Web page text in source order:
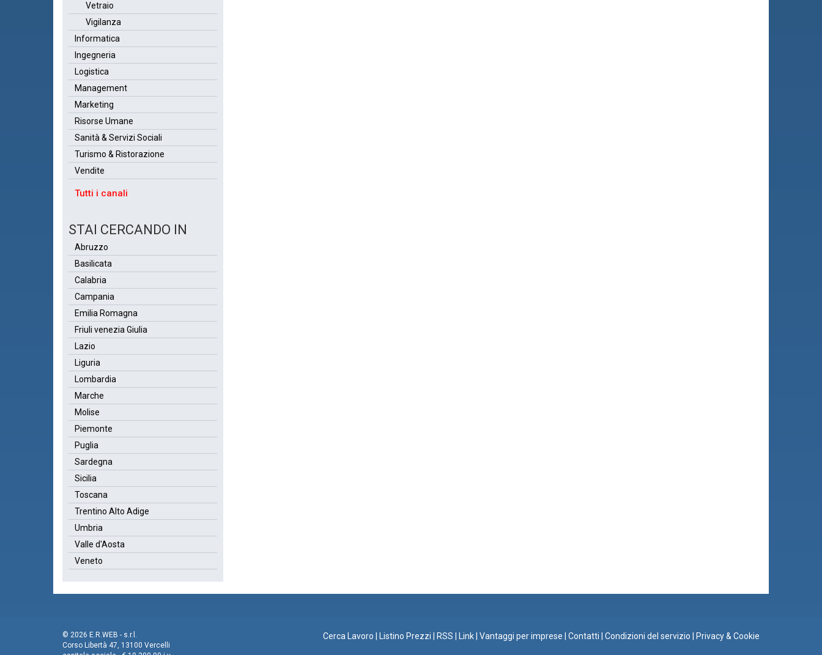
Vetraio
Vigilanza
Informatica
Ingegneria
Logistica
Management
Marketing
Risorse Umane
Sanità & Servizi Sociali
Turismo & Ristorazione
Vendite
Tutti i canali
STAI CERCANDO IN
Abruzzo
Basilicata
Calabria
Campania
Emilia Romagna
Friuli venezia Giulia
Lazio
Liguria
Lombardia
Marche
Molise
Piemonte
Puglia
Sardegna
Sicilia
Toscana
Trentino Alto Adige
Umbria
Valle d'Aosta
Veneto
© 2026 E.R.WEB - s.r.l.
Corso Libertà 47, 13100 Vercelli
Cerca Lavoro Listino Prezzi RSS Link Vantaggi per imprese Contatti Condizioni del servizio Privacy & Cookie